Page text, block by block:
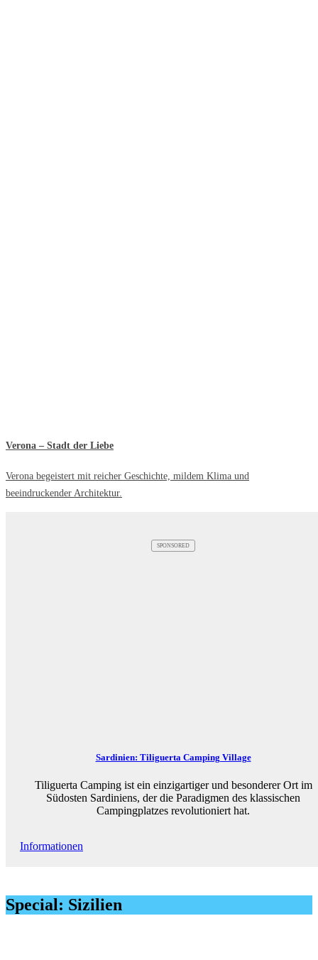
Verona – Stadt der Liebe
Verona begeistert mit reicher Geschichte, mildem Klima und
beeindruckender Architektur.
SPONSORED
Sardinien: Tiliguerta Camping Village
Tiliguerta Camping ist ein einzigartiger und besonderer Ort im
Südosten Sardiniens, der die Paradigmen des klassischen
Campingplatzes revolutioniert hat.
Informationen
Special: Sizilien